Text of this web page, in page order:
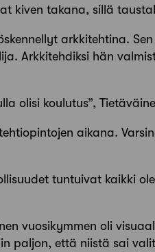
kiven takana, sillä
arkkitehtina.
Arkkitehdiksi hän
olisi koulutus”,
aikana.
tuntuivat kaikki
vuosikymmen oli
paljon, että niistä sai